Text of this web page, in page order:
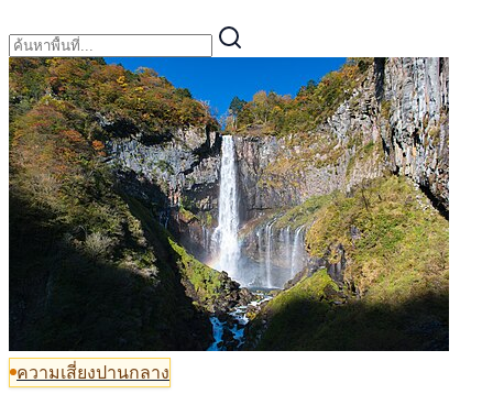
ความเสี่ยงปานกลาง